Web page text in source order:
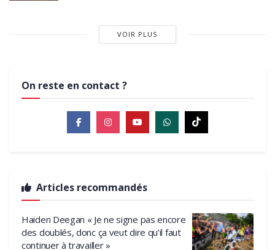
VOIR PLUS
On reste en contact ?
Articles recommandés
Haiden Deegan « Je ne signe pas encore
des doublés, donc ça veut dire qu’il faut
continuer à travailler »